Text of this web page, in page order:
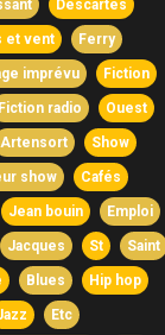
Descartes
et vent Ferry
imprévu Fiction
Fiction radio Ouest
Artensort Show
show Cafés
Jean bouin Emploi
Jacques St Saint
Blues Hip hop
Etc